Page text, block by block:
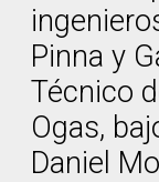
Pinna y
Técnico
Ogas,
Daniel